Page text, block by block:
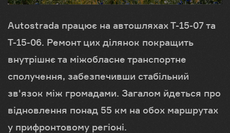
Autostrada працює на автошляхах Т-15-07 та
Т-15-06. Ремонт цих ділянок покращить
внутрішнє та міжобласне транспортне
сполучення, забезпечивши стабільний
зв'язок між громадами. Загалом йдеться про
відновлення понад 55 км на обох маршрутах
у прифронтовому регіоні.